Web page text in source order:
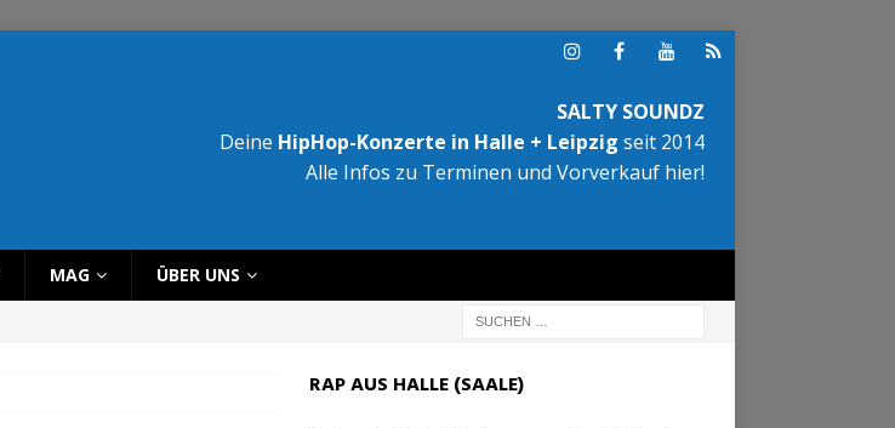
SALTY SOUNDZ
Deine HipHop-Konzerte in Halle + Leipzig seit 2014
Alle Infos zu Terminen und Vorverkauf hier!
MAG ÜBER UNS
RAP AUS HALLE (SAALE)